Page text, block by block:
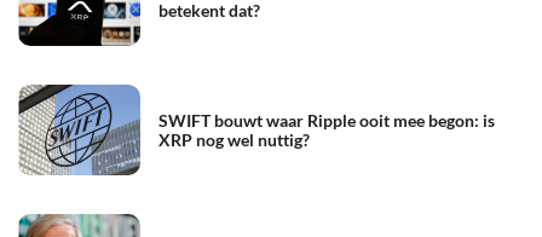
betekent dat?
SWIFT bouwt waar Ripple ooit mee begon: is
XRP nog wel nuttig?